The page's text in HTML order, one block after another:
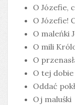
O Józefie,
O Józefie!
O maleńki
O mili
O
O tej dobie
Oddać
Oj maluśki